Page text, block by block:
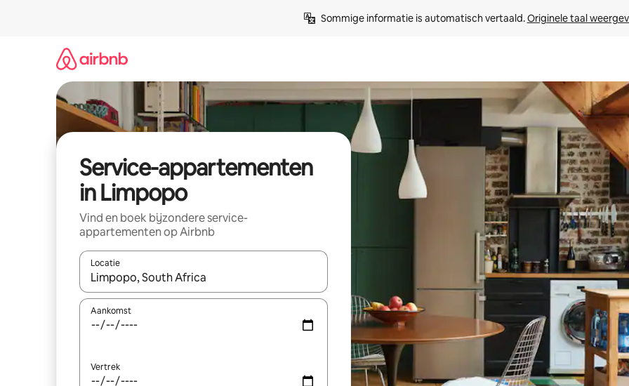
Sommige informatie is automatisch vertaald. Originele taal
Service-appartementen
in Limpopo
Vind en boek bijzondere service-
appartementen op Airbnb
Locatie
Wanneer er suggesties beschikbaar zijn, maak je een keuze met je de pijltjestoetsen omhoog en omlaag, óf door te
Aankomst
Vertrek